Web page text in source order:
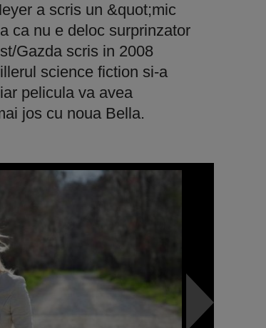
a scris un &quot;mic
ca nu e deloc surprinzator
Gazda scris in 2008
science fiction si-a
pelicula va avea
jos cu noua Bella.